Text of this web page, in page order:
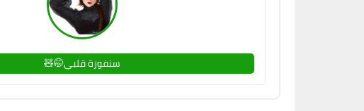
سنفورة قلبي🤭🧸